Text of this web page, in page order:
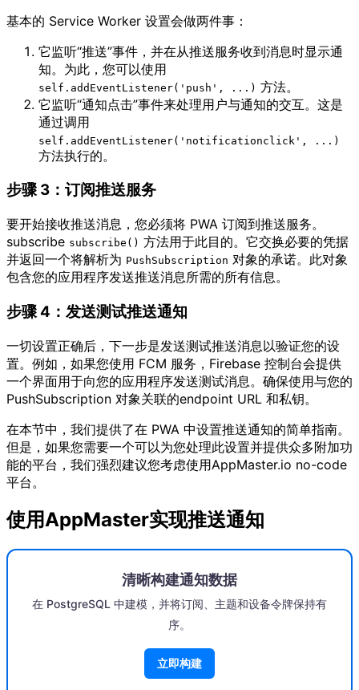
基本的 Service Worker 设置会做两件事：
它监听“推送”事件，并在从推送服务收到消息时显示通
知。为此，您可以使用
self.addEventListener('push', ...) 方法。
它监听“通知点击”事件来处理用户与通知的交互。这是
通过调用
self.addEventListener('notificationclick', ...)
方法执行的。
步骤 3：订阅推送服务
要开始接收推送消息，您必须将 PWA 订阅到推送服务。
subscribe subscribe() 方法用于此目的。它交换必要的凭据
并返回一个将解析为 PushSubscription 对象的承诺。此对象
包含您的应用程序发送推送消息所需的所有信息。
步骤 4：发送测试推送通知
一切设置正确后，下一步是发送测试推送消息以验证您的设
置。例如，如果您使用 FCM 服务，Firebase 控制台会提供
一个界面用于向您的应用程序发送测试消息。确保使用与您的
PushSubscription 对象关联的endpoint URL 和私钥。
在本节中，我们提供了在 PWA 中设置推送通知的简单指南。
但是，如果您需要一个可以为您处理此设置并提供众多附加功
能的平台，我们强烈建议您考虑使用AppMaster.io no-code
平台。
使用AppMaster实现推送通知
清晰构建通知数据
在 PostgreSQL 中建模，并将订阅、主题和设备令牌保持有
序。
立即构建